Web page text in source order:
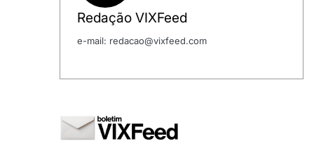
Redação VIXFeed
e-mail: redacao@vixfeed.com